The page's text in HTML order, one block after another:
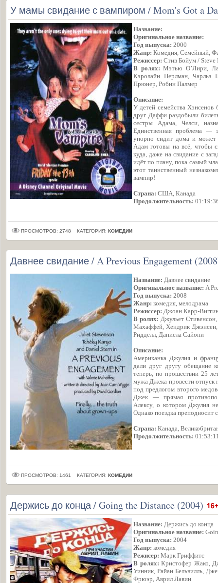
У мамы свидание с вампиром / Mom's Got a
Название:
Оригинальное название:
Год выпуска: 2000
Жанр: Комедия, Семейный,
Режиссер: Стив Бойум / Steve
В ролях: Мэтью О’Лири,
Кэролайн Перлман, Чарльз
Прюнер, Робин Палмер
Описание:
У детей семейства
друг Даффи раздобыли
сестры Адама, Челси,
Единственная проблема —
упорно сидит дома и может
Адам готовы на всё, чтобы
куда, даже на свидание с
идёт по плану, пока самый
этот таинственный
вампир!
Страна: США, Канада
Продолжительность:
ПРОСМОТРОВ: 2748 КАТЕГОРИЯ: КОМЕДИИ
Давнее свидание / A Previous Engagement
Название: Давнее свидание
Оригинальное название: A
Год выпуска: 2008
Жанр: комедия, мелодрама
Режиссер: Джоан Карр-
В ролях: Джульет
Махаффей, Хендрик
Ридделл, Даниела Сайони
Описание:
Американка Джулия и
дали друг другу обещание
теперь, по прошествии 25
мужа Джека провести отпуск
под предлогом второго
Джек — прямая
Алексу, о котором Джулия
Однако поездка
Страна: Канада,
Продолжительность:
ПРОСМОТРОВ: 1461 КАТЕГОРИЯ: КОМЕДИИ
Держись до конца / Going the Distance (2004)
Название: Держись до конца
Оригинальное название:
Год выпуска: 2004
Жанр: комедия
Режисер: Марк Гриффитс
В ролях: Кристофер Жако,
Уинник, Райан Бельвилль,
Фрюэр, Аврил Лавин